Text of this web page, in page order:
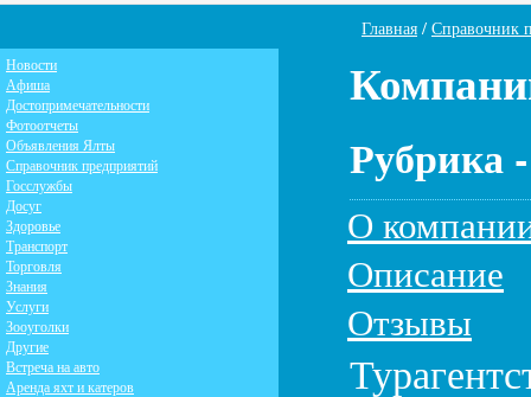
Главная / Справочник
Рубрика
О
Описание
Отзывы
Новости
Афиша
Достопримечательности
Фотоотчеты
Объявления Ялты
Справочник предприятий
Госслужбы
Досуг
Здоровье
Транспорт
Торговля
Знания
Услуги
Зооуголки
Другие
Встреча на авто
Аренда яхт и катеров